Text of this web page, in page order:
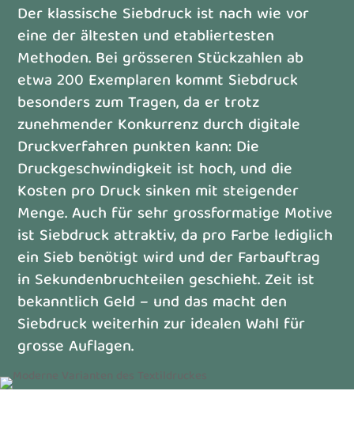
Der klassische Siebdruck ist nach wie vor
eine der ältesten und etabliertesten
Methoden. Bei grösseren Stückzahlen ab
etwa 200 Exemplaren kommt Siebdruck
besonders zum Tragen, da er trotz
zunehmender Konkurrenz durch digitale
Druckverfahren punkten kann: Die
Druckgeschwindigkeit ist hoch, und die
Kosten pro Druck sinken mit steigender
Menge. Auch für sehr grossformatige Motive
ist Siebdruck attraktiv, da pro Farbe lediglich
ein Sieb benötigt wird und der Farbauftrag
in Sekundenbruchteilen geschieht. Zeit ist
bekanntlich Geld – und das macht den
Siebdruck weiterhin zur idealen Wahl für
grosse Auflagen.